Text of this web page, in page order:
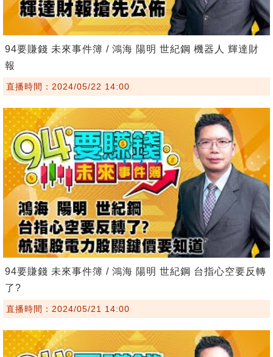
94要賺錢 未來事件簿 / 鴻海 陽明 世紀鋼 機器人 輝達財
報
直播時間：2024/05/22 14:00
94要賺錢 未來事件簿 / 鴻海 陽明 世紀鋼 台指心空要反轉
了?
直播時間：2024/05/21 14:00